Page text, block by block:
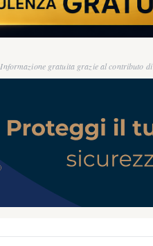
Informazione gratuita grazie al contributo di